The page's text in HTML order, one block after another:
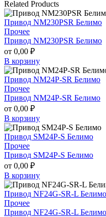
Related Products
Привод NM230PSR Белимо
Прочее
Привод NM230PSR Белимо
от 0,00 ₽
В корзину
Привод NM24P-SR Белимо
Прочее
Привод NM24P-SR Белимо
от 0,00 ₽
В корзину
Привод SM24P-S Белимо
Прочее
Привод SM24P-S Белимо
от 0,00 ₽
В корзину
Привод NF24G-SR-L Белимо
Прочее
Привод NF24G-SR-L Белимо